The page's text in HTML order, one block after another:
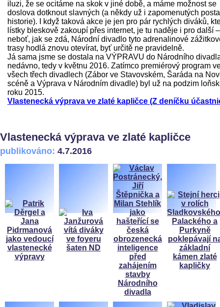
iluzi, že se ocitáme na skok v jiné době, a máme možnost se
doslova dotknout slavných (a někdy už i zapomenutých
historie). I když taková akce je jen pro pár rychlých diváků,
lístky bleskově zakoupí přes internet, je tu naděje i pro další –
neboť, jak se zdá, Národní divadlo tyto adrenalinové
trasy hodlá znovu otevírat, byť určitě ne pravidelně.
Já sama jsme se dostala na VÝPRAVU do Národního
nedávno, tedy v květnu 2016. Zatímco premiérový program
všech třech divadlech (Zábor ve Stavovském, Šaráda na
scéně a Výprava v Národním divadle) byl už na podzim
roku 2015.
Vlastenecká výprava ve zlaté kapličce (Z deníčku
Vlastenecká výprava ve zlaté kapličce
publikováno: 4.7.2016